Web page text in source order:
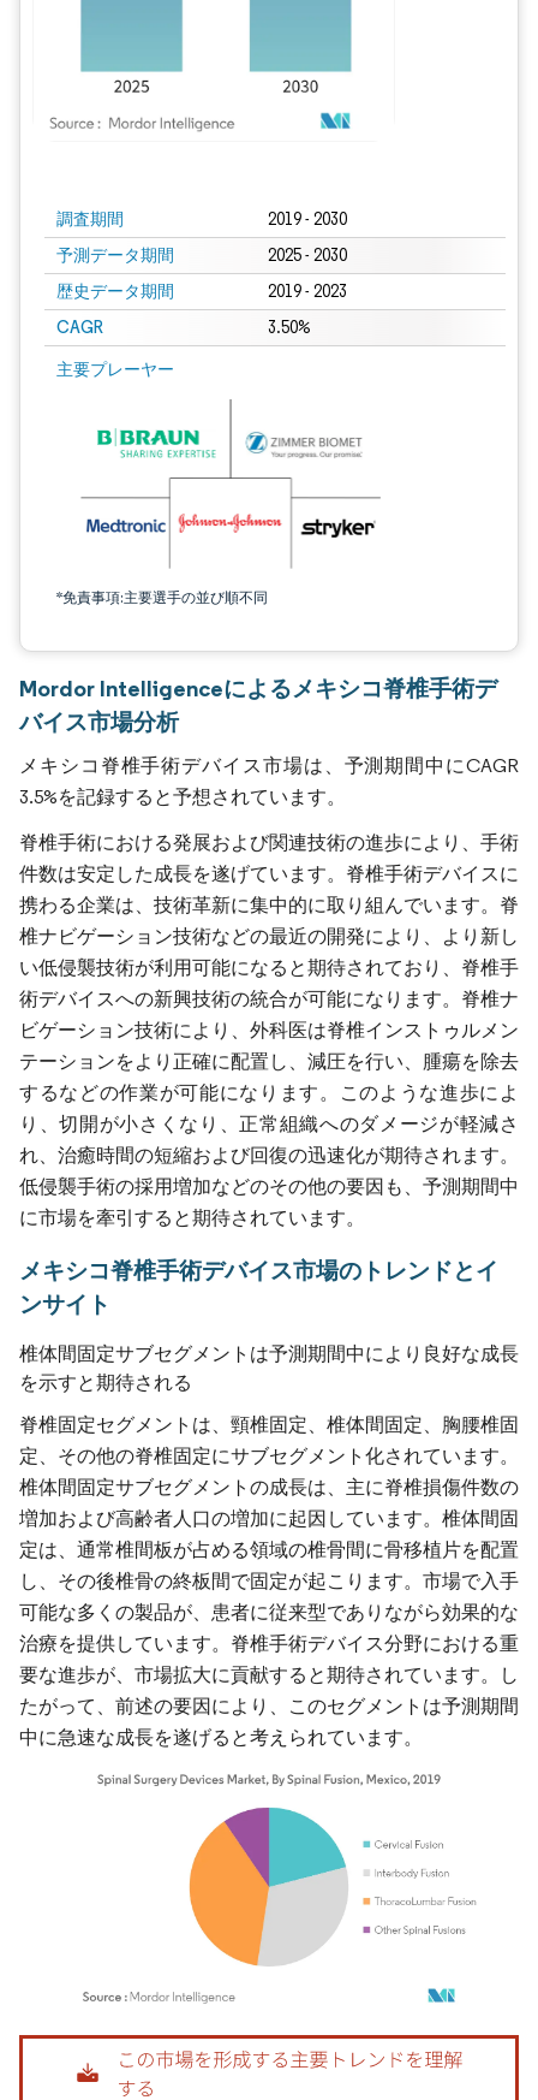
調査期間 2019 - 2030
予測データ期間 2025 - 2030
歴史データ期間 2019 - 2023
CAGR 3.50%
主要プレーヤー
*免責事項:主要選手の並び順不同
Mordor Intelligenceによるメキシコ脊椎手術デ
バイス市場分析
メキシコ脊椎手術デバイス市場は、予測期間中にCAGR
3.5%を記録すると予想されています。
脊椎手術における発展および関連技術の進歩により、手術
件数は安定した成長を遂げています。脊椎手術デバイスに
携わる企業は、技術革新に集中的に取り組んでいます。脊
椎ナビゲーション技術などの最近の開発により、より新し
い低侵襲技術が利用可能になると期待されており、脊椎手
術デバイスへの新興技術の統合が可能になります。脊椎ナ
ビゲーション技術により、外科医は脊椎インストゥルメン
テーションをより正確に配置し、減圧を行い、腫瘍を除去
するなどの作業が可能になります。このような進歩によ
り、切開が小さくなり、正常組織へのダメージが軽減さ
れ、治癒時間の短縮および回復の迅速化が期待されます。
低侵襲手術の採用増加などのその他の要因も、予測期間中
に市場を牽引すると期待されています。
メキシコ脊椎手術デバイス市場のトレンドとイ
ンサイト
椎体間固定サブセグメントは予測期間中により良好な成長
を示すと期待される
脊椎固定セグメントは、頸椎固定、椎体間固定、胸腰椎固
定、その他の脊椎固定にサブセグメント化されています。
椎体間固定サブセグメントの成長は、主に脊椎損傷件数の
増加および高齢者人口の増加に起因しています。椎体間固
定は、通常椎間板が占める領域の椎骨間に骨移植片を配置
し、その後椎骨の終板間で固定が起こります。市場で入手
可能な多くの製品が、患者に従来型でありながら効果的な
治療を提供しています。脊椎手術デバイス分野における重
要な進歩が、市場拡大に貢献すると期待されています。し
たがって、前述の要因により、このセグメントは予測期間
中に急速な成長を遂げると考えられています。
画像 © Mordor Intelligence。再利用にはCC BY 4.0の表示が必要です。